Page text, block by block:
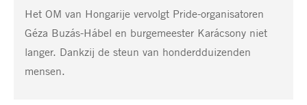
Het OM van Hongarije vervolgt Pride-organisatoren
Géza Buzás-Hábel en burgemeester Karácsony niet
langer. Dankzij de steun van honderdduizenden
mensen.